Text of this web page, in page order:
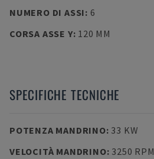
NUMERO DI ASSI: 6
CORSA ASSE Y: 120 MM
SPECIFICHE TECNICHE
POTENZA MANDRINO: 33 KW
VELOCITÀ MANDRINO: 3250 RPM